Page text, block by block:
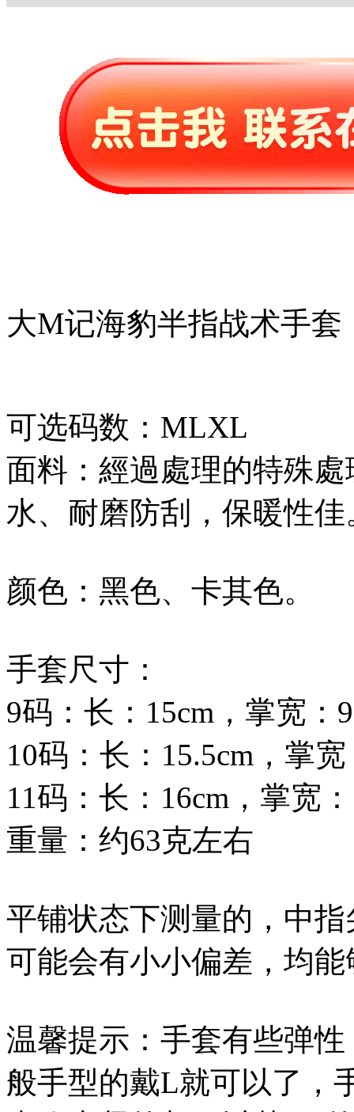
大M记海豹半指战术手套
可选码数：MLXL
面料：經過處理的特殊
水、耐磨防刮，保暖性佳
颜色：黑色、卡其色。
手套尺寸：
9码：长：15cm，掌宽：
10码：长：15.5cm，掌宽
11码：长：16cm，掌宽
重量：约63克左右
平铺状态下测量的，中
可能会有小小偏差，均
温馨提示：手套有些弹
般手型的戴L就可以了，